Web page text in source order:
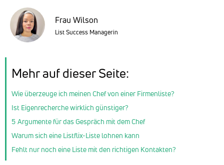
Frau Wilson
List Success Managerin
Mehr auf dieser Seite:
Wie überzeuge ich meinen Chef von einer Firmenliste?
Ist Eigenrecherche wirklich günstiger?
5 Argumente für das Gespräch mit dem Chef
Warum sich eine Listflix-Liste lohnen kann
Fehlt nur noch eine Liste mit den richtigen Kontakten?